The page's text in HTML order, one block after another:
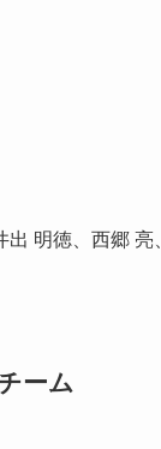
明徳、西郷
ーム